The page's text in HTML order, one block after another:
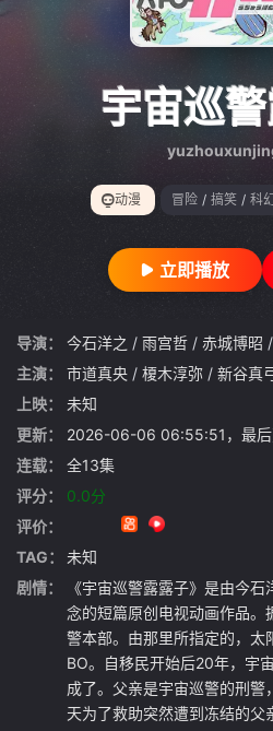
gt 0"}
宇宙巡
动漫 冒险 / 搞笑 / 科
立即播放
导演： 今石洋之 / 雨宫哲 / 赤城博昭 /
主演：
市道真央 / 榎木淳弥 / 新谷真
上映：
未知
更新：
2026-06-06 06:55:51，最后
连载：
全13集
评分：
0.0分
评价：
TAG：
未知
剧情：
《宇宙巡警露露子》是由今
念的短篇原创电视动画作品。
警本部。由那里所指定的，太
BO。自移民开始后20年，宇
成了。父亲是宇宙巡警的刑
天为了救助突然遭到冻结的父